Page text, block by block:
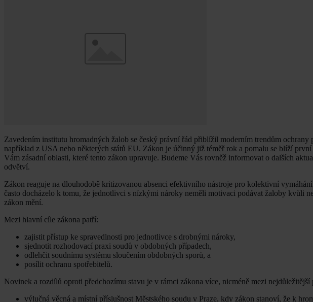
Zavedením institutu hromadných žalob se český právní řád přiblížil moderním trendům
například z USA nebo některých států EU. Zákon je účinný již téměř rok a pomalu se blíží
Vám zásadní oblasti, které tento zákon upravuje. Budeme Vás rovněž informovat o dalších
odvětví.
Zákon reaguje na dlouhodobě kritizovanou absenci efektivního nástroje pro kolektivní
často docházelo k tomu, že jednotlivci s nízkými nároky neměli motivaci podávat žaloby kvůli
zákon mění.
Mezi hlavní cíle zákona patří:
zajistit přístup ke spravedlnosti pro jednotlivce s drobnými nároky,
sjednotit rozhodovací praxi soudů v obdobných případech,
odlehčit soudnímu systému sloučením obdobných sporů, a
posílit ochranu spotřebitelů.
Novinek a rozdílů oproti předchozímu stavu je v rámci zákona více, nicméně mezi nejdůležitější
výlučná věcná a místní příslušnost Městského soudu v Praze, kdy zákon stanoví, že k